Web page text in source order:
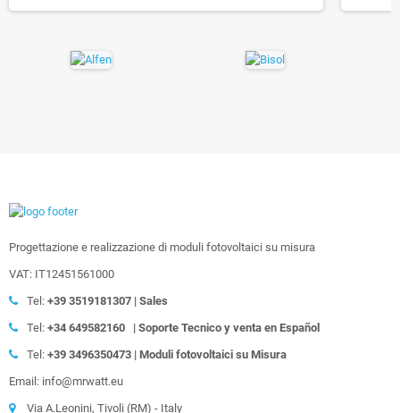
Progettazione e realizzazione di moduli fotovoltaici su misura
VAT: IT12451561000
Tel: +39 3519181307 | Sales
Tel: +34 649582160 | Soporte Tecnico y venta en Español
Tel: +39 3496350473 | Moduli fotovoltaici su Misura
Email: info@mrwatt.eu
Via A.Leonini, Tivoli (RM) - Italy